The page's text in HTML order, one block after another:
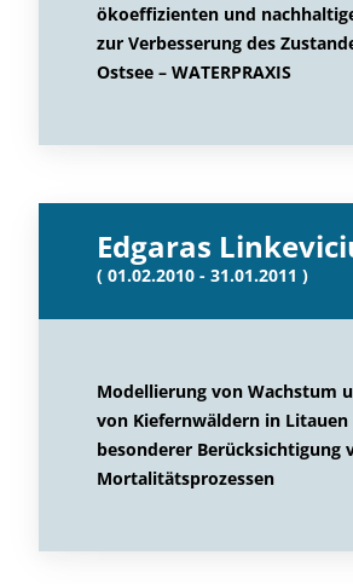
ökoeffizienten und
zur Verbesserung des
Ostsee – WATERPRAXIS
Edgaras
( 01.02.2010 - 31.01.2011 )
Modellierung von Wachstum
von Kiefernwäldern in
besonderer Berücksichtigung
Mortalitätsprozessen